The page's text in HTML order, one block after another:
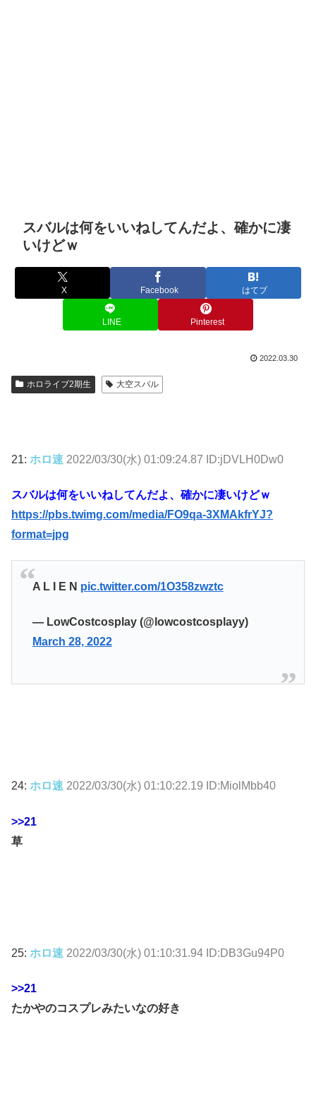
スバルは何をいいねしてんだよ、確かに凄
いけどｗ
X Facebook はてブ
LINE Pinterest
2022.03.30
ホロライブ2期生 大空スバル
21: ホロ速 2022/03/30(水) 01:09:24.87 ID:jDVLH0Dw0
スバルは何をいいねしてんだよ、確かに凄いけどｗ
https://pbs.twimg.com/media/FO9qa-3XMAkfrYJ?
format=jpg
A L I E N pic.twitter.com/1O358zwztc
— LowCostcosplay (@lowcostcosplayy)
March 28, 2022
24: ホロ速 2022/03/30(水) 01:10:22.19 ID:MiolMbb40
>>21
草
25: ホロ速 2022/03/30(水) 01:10:31.94 ID:DB3Gu94P0
>>21
たかやのコスプレみたいなの好き